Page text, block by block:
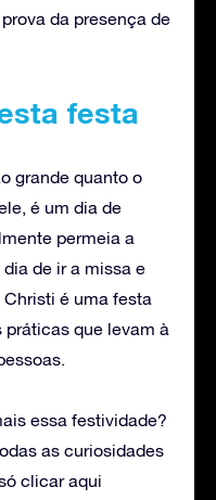
da presença de
festa
grande quanto o
é um dia de
permeia a
de ir a missa e
é uma festa
práticas que levam à
essa festividade?
as curiosidades
clicar aqui